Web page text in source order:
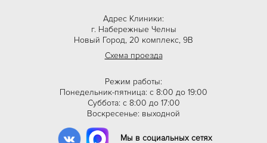
Адрес Клиники:
г. Набережные Челны
Новый Город, 20 комплекс, 9В
Схема проезда
Режим работы:
Понедельник-пятница: с 8:00 до 19:00
Суббота: с 8:00 до 17:00
Воскресенье: выходной
Мы в социальных сетях